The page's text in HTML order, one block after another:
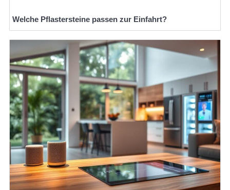
Welche Pflastersteine passen zur Einfahrt?